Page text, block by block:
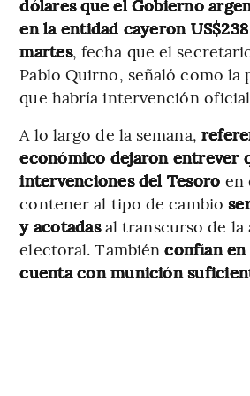
dólares que el Gobierno
en la entidad cayeron
martes, fecha que el
Pablo Quirno, señaló como la
que habría intervención
A lo largo de la semana,
económico dejaron entrever
intervenciones del Tesoro en
contener al tipo de cambio
y acotadasal transcurso de la
electoral. Tambiénconfían en
cuenta con munición